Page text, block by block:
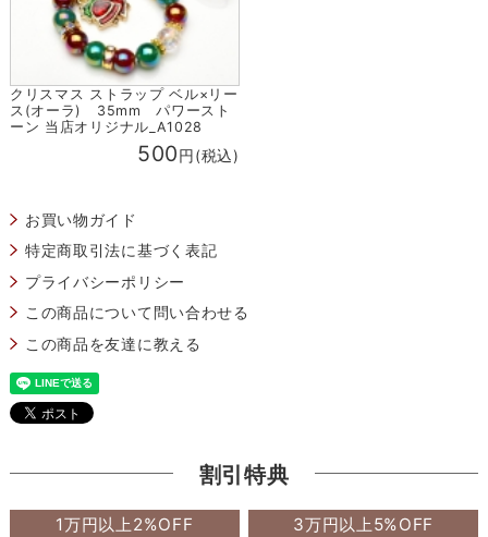
クリスマス ストラップ ベル×リー
ス(オーラ) 35mm パワースト
ーン 当店オリジナル_A1028
500円(税込)
お買い物ガイド
特定商取引法に基づく表記
プライバシーポリシー
この商品について問い合わせる
この商品を友達に教える
割引特典
1万円以上2%OFF
3万円以上5%OFF